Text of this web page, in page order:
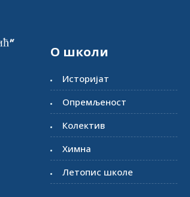
О школи
Историјат
Опремљеност
Колектив
Химна
Летопис школе